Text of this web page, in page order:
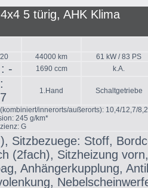
5 türig, AHK Klima
44000 km 61 kW / 83 PS
- 1690 ccm k.A.
1.Hand Schaltgetriebe
innerorts/außerorts): 10,4/12,7/
245 g/km*
G
Sitzbezuege: Stoff,
(2fach), Sitzheizung
Anhängerkupplung,